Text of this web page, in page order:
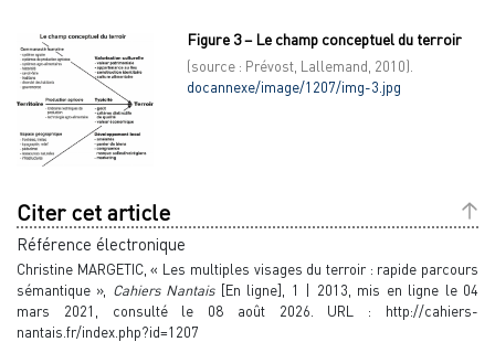
Figure 3 – Le champ conceptuel du terroir
(source : Prévost, Lallemand, 2010).
docannexe/image/1207/img-3.jpg
Citer cet article
Référence électronique
Christine MARGETIC, « Les multiples visages du terroir : rapide parcours
sémantique », Cahiers Nantais[En ligne], 1 | 2013, mis en ligne le 04
mars 2021, consulté le 08 août 2026. URL : http://cahiers-
nantais.fr/index.php?id=1207